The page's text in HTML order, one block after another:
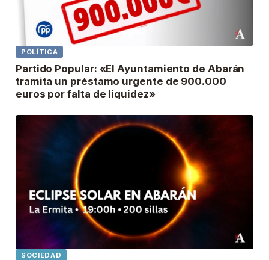
POLÍTICA
Partido Popular: «El Ayuntamiento de Abarán
tramita un préstamo urgente de 900.000
euros por falta de liquidez»
SOCIEDAD